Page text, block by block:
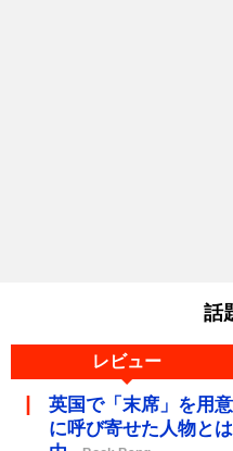
話
レビュー
英国で「末席」を用
に呼び寄せた人物と